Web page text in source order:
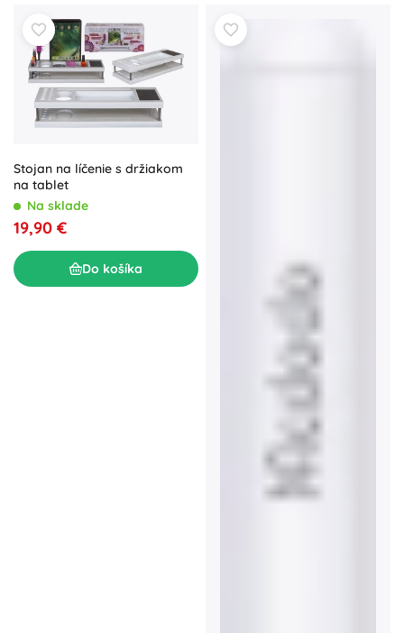
Stojan na líčenie s držiakom
na tablet
Na sklade
19,90 €
Do košíka